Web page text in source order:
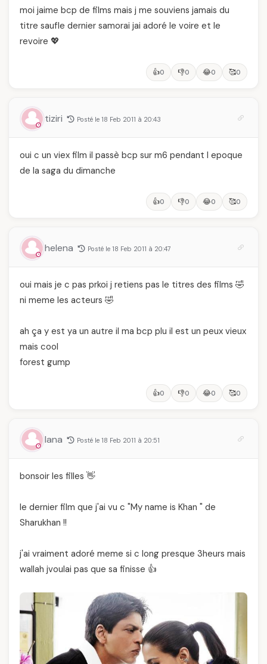
moi jaime bcp de films mais j me souviens jamais du
titre saufle dernier samorai jai adoré le voire et le
revoire 💖
👍0 👎0 😂0 🥰0
tiziri Posté le 18 Feb 2011 à 20:43
oui c un viex film il passè bcp sur m6 pendant l epoque
de la saga du dimanche
👍0 👎0 😂0 🥰0
helena Posté le 18 Feb 2011 à 20:47
oui mais je c pas prkoi j retiens pas le titres des films 🤣
ni meme les acteurs 🤣
ah ça y est ya un autre il ma bcp plu il est un peux vieux
mais cool
forest gump
👍0 👎0 😂0 🥰0
lana Posté le 18 Feb 2011 à 20:51
bonsoir les filles 👋
le dernier film que j'ai vu c "My name is Khan " de
Sharukhan !!
j'ai vraiment adoré meme si c long presque 3heurs mais
wallah jvoulai pas que sa finisse 👍